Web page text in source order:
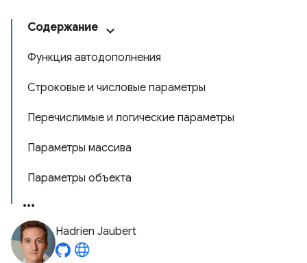
Содержание
Функция автодополнения
Строковые и числовые параметры
Перечислимые и логические параметры
Параметры массива
Параметры объекта
Hadrien Jaubert